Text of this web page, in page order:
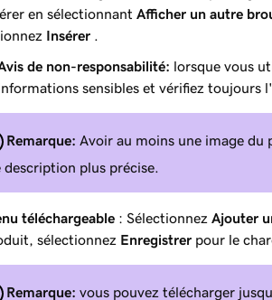
en sélectionnant Afficher un autre
Insérer
de non-responsabilité: lorsque vous
sensibles et vérifiez toujours
Remarque: Avoir au moins une image
description plus précise.
téléchargeable : Sélectionnez Ajouter
sélectionnez Enregistrer pour le
Remarque: vous pouvez télécharger